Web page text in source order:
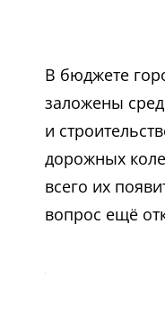
В бюджете
заложены
и
дорожных
всего их
вопрос ещё